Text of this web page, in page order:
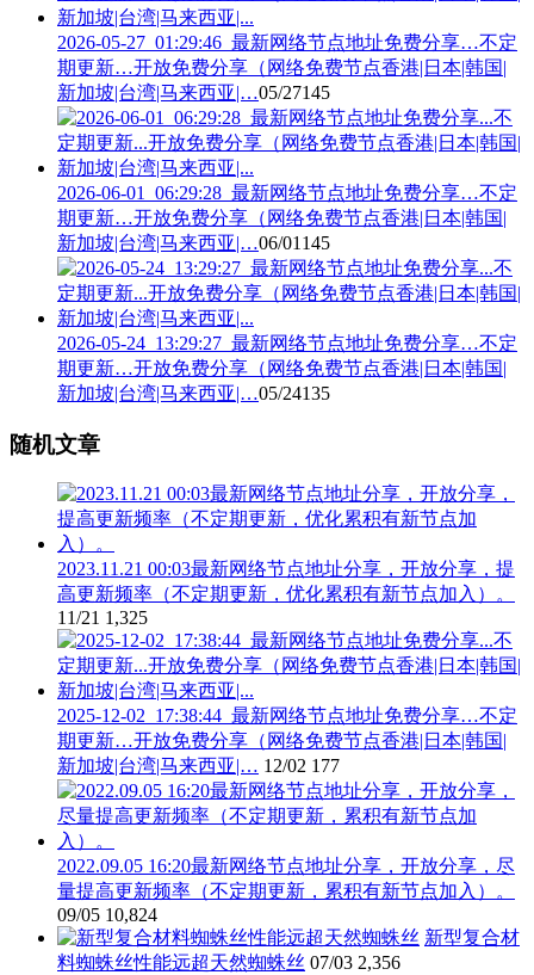
2026-05-27_01:29:46_最新网络节点地址免费分享…不定
期更新…开放免费分享（网络免费节点香港|日本|韩国|
新加坡|台湾|马来西亚|…05/27145
2026-06-01_06:29:28_最新网络节点地址免费分享…不定
期更新…开放免费分享（网络免费节点香港|日本|韩国|
新加坡|台湾|马来西亚|…06/01 145
2026-05-24_13:29:27_最新网络节点地址免费分享…不定
期更新…开放免费分享（网络免费节点香港|日本|韩国|
新加坡|台湾|马来西亚|…05/24135
随机文章
2023.11.21 00:03最新网络节点地址分享，开放分享，提
高更新频率（不定期更新，优化累积有新节点加入）。
11/21 1,325
2025-12-02_17:38:44_最新网络节点地址免费分享…不定
期更新…开放免费分享（网络免费节点香港|日本|韩国|
新加坡|台湾|马来西亚|… 12/02 177
2022.09.05 16:20最新网络节点地址分享，开放分享，尽
量提高更新频率（不定期更新，累积有新节点加入）。
09/05 10,824
新型复合材
料蜘蛛丝性能远超天然蜘蛛丝 07/03 2,356